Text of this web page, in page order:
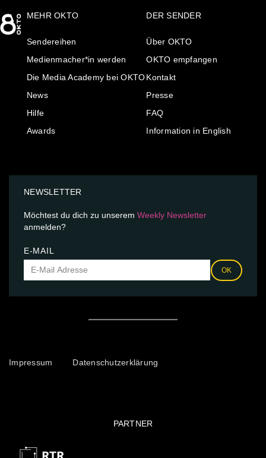
MEHR OKTO
Sendereihen
Medienmacher*in werden
Die Media Academy bei OKTO
News
Hilfe
Awards
DER SENDER
Über OKTO
OKTO empfangen
Kontakt
Presse
FAQ
Information in English
NEWSLETTER
Möchtest du dich zu unserem Weekly Newsletter
anmelden?
E-MAIL
OK
Impressum Datenschutzerklärung
PARTNER